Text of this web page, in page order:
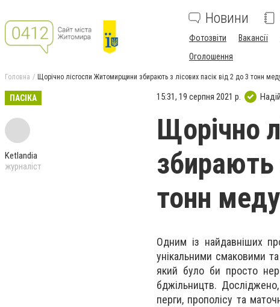
Новини
Фотозвіти Вакансії
Оголошення
Головна Щорічно лісгоспи Житомирщини збирають з лісових пасік від 2 до 3 тонн
ПАСІКА
Ketlandia
журналіст
15:31, 19 серпня 2021 р.
Щорічно
збирають
тонн меду
Одним із найдавніших
унікальними смаковими
який було би просто
бджільництв.
перги, прополісу та